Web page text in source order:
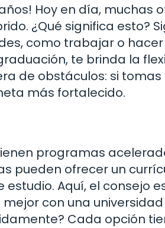
Hoy en día, muchas
¿Qué significa esto?
como trabajar o
te brinda la
de obstáculos: si
más fortalecido.
programas
pueden ofrecer un
Aquí, el consejo
con una
Cada opción